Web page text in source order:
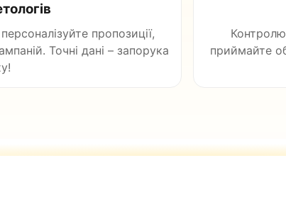
пропозиції,
Точні дані – запорука
приймайте